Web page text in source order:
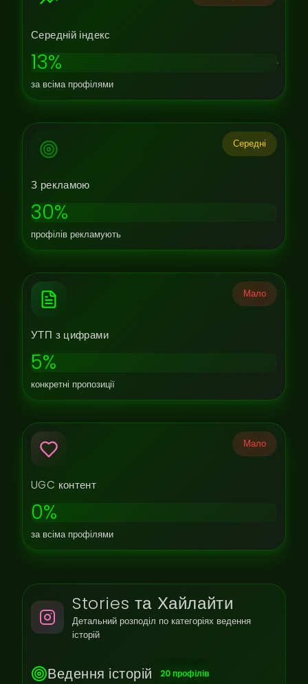
Середній індекс
13%
за всіма профілями
Середні
З рекламою
30%
профілів рекламують
Мало
УТП з цифрами
5%
конкретні пропозиції
Мало
UGC контент
0%
за всіма профілями
Stories та Хайлайти
Детальний розподіл по категоріях ведення
історій
Ведення історій 20 профілів